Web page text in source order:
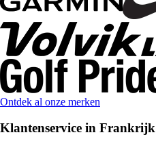
Ontdek al onze merken
Klantenservice in Frankrijk